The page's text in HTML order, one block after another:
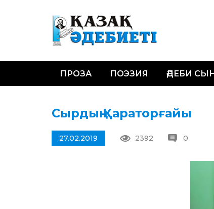
ПРОЗА ПОЭЗИЯ ӘДЕБИ
Сырдың Қараторғайы
27.02.2019 2392 0